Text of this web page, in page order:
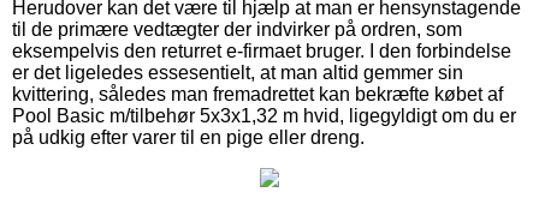
Herudover kan det være til hjælp at man er hensynstagende
til de primære vedtægter der indvirker på ordren, som
eksempelvis den returret e-firmaet bruger. I den forbindelse
er det ligeledes essesentielt, at man altid gemmer sin
kvittering, således man fremadrettet kan bekræfte købet af
Pool Basic m/tilbehør 5x3x1,32 m hvid, ligegyldigt om du er
på udkig efter varer til en pige eller dreng.